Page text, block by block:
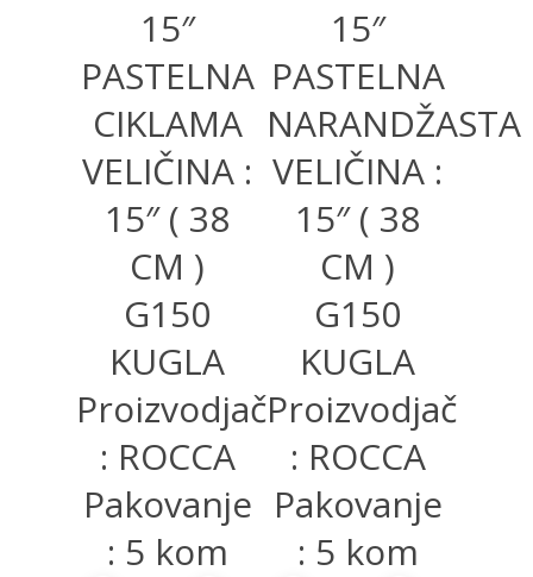
15″
PASTELNA
CIKLAMA
VELIČINA :
15″ ( 38
CM )
G150
KUGLA
Proizvodjač
: ROCCA
Pakovanje
: 5 kom
15″
PASTELNA
NARANDŽASTA
VELIČINA :
15″ ( 38
CM )
G150
KUGLA
Proizvodjač
: ROCCA
Pakovanje
: 5 kom